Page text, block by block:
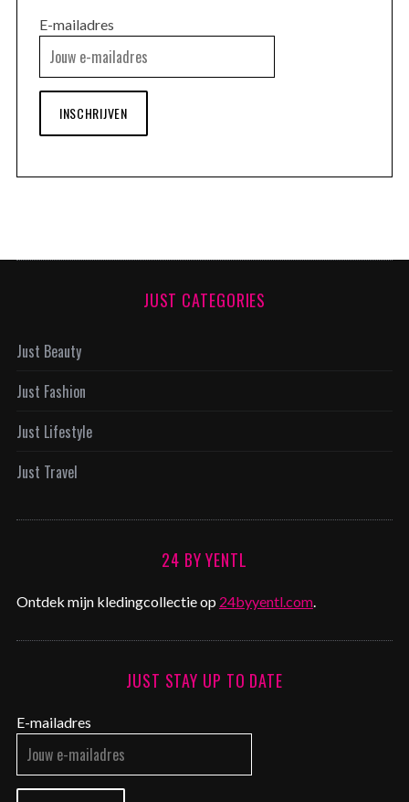
E-mailadres
INSCHRIJVEN
JUST CATEGORIES
Just Beauty
Just Fashion
Just Lifestyle
Just Travel
24 BY YENTL
Ontdek mijn kledingcollectie op 24byyentl.com.
JUST STAY UP TO DATE
E-mailadres